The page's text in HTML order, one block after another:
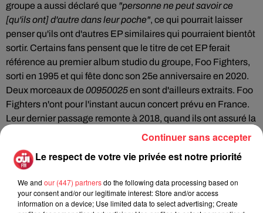
groupe a aussi déclaré que "personne ne peut savoir ce
[qu'ils ont] d'autre dans leur poche", ce qui pourrait laisser
penser qu'ils ont d'autres EP similaires qui pourraient bientôt
sortir. Certains fans pensent que le titre de cet EP ferait
référence au premier album studio du groupe, Foo Fighters,
sorti en 1995 et qui fête donc son 25e anniversaire en 2020.
Deux morceaux de 00950025en sont d'ailleurs extraits. Foo
Fighters n'ont pour l'instant aucun concert prévu en France.
Leur dernier passage remonte à 2018, quand ils ont assuré la
tête d'affiche du Download Festival Paris, aux côtés d'
Ozzy
défendait Concrete and Gold, son dernier album en date,
Le respect de votre vie privée est notre priorité
We and our (447) partnersdo the following data processing based on
your consent and/or our legitimate interest: Store and/or access
information on a device; Use limited data to select advertising; Create
Continuer sans accepter